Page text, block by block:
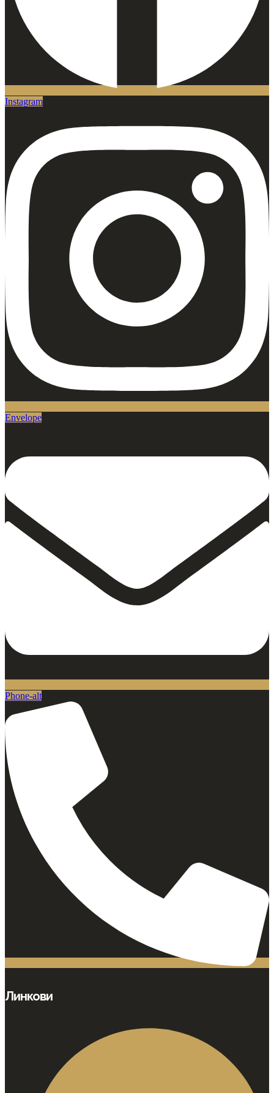
Instagram
Envelope
Phone-alt
Линкови